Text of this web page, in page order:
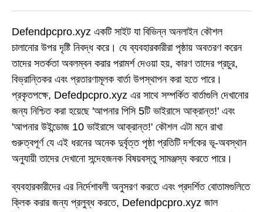
Defendpcpro.xyz একটি সাইট যা বিভিন্ন অনলাইন কৌশল
চালানোর উপর দৃষ্টি নিবদ্ধ করে। যে ব্যবহারকারীরা পৃষ্ঠায় অবতরণ করেন
তাদের সতর্কতা অবলম্বন করার পরামর্শ দেওয়া হয়, কারণ তাদের প্রচুর,
বিভ্রান্তিকর এবং প্রতারণামূলক বার্তা উপস্থাপন করা হতে পারে।
প্রকৃতপক্ষে, Defedpcpro.xyz এর সাথে সম্পর্কিত বার্তাগুলি দেখানোর
জন্য নিশ্চিত করা হয়েছে 'আপনার পিসি 5টি ভাইরাসে আক্রান্ত!' এবং
'আপনার উইন্ডোজ 10 ভাইরাসে আক্রান্ত!' কৌশল এটা মনে রাখা
গুরুত্বপূর্ণ যে এই ধরনের অনেক দুর্বৃত্ত পৃষ্ঠা প্রতিটি দর্শকের ভূ-অবস্থান
অনুযায়ী তাদের দেখানো সন্দেহজনক বিষয়বস্তু সামঞ্জস্য করতে পারে।
ব্যবহারকারীদের এর নির্দেশাবলী অনুসরণ করতে এবং প্রদর্শিত বোতামগুলিতে
ক্লিক করার জন্য প্রলুব্ধ করতে, Defendpcpro.xyz জাল